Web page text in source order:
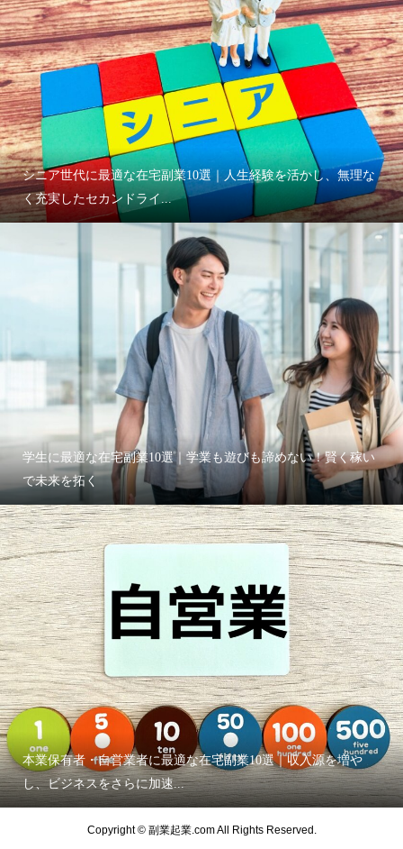
シニア世代に最適な在宅副業10選｜人生経験を活かし、無理な
く充実したセカンドライ...
学生に最適な在宅副業10選｜学業も遊びも諦めない！賢く稼い
で未来を拓く
本業保有者・自営業者に最適な在宅副業10選｜収入源を増や
し、ビジネスをさらに加速...
Copyright © 副業起業.com All Rights Reserved.